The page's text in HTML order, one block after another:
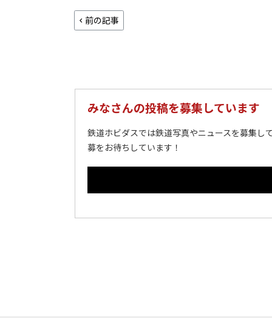
前の記事
みなさんの投稿を募集しています
鉄道ホビダスでは鉄道写真やニュースを募集し
募をお待ちしています！